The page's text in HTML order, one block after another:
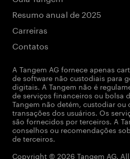
Resumo anual de 2025
Carreiras
Contatos
A Tangem AG fornece apenas
de software não custodiais para
digitais. A Tangem não é
de serviços financeiros ou bolsa
Tangem não detém, custodiar
transações dos usuários. Os
são fornecidos por terceiros. A
conselhos ou recomendações
de terceiros.